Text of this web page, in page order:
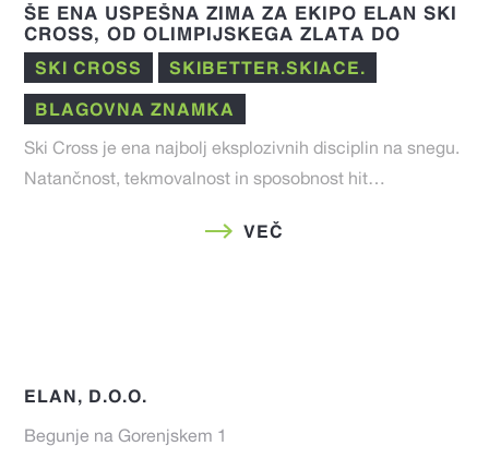
ŠE ENA USPEŠNA ZIMA ZA EKIPO ELAN SKI
CROSS, OD OLIMPIJSKEGA ZLATA DO
IZJEMNIH REZULTATOV V FIS SEZONI 25/26
SKI CROSS SKIBETTER.SKIACE.
BLAGOVNA ZNAMKA
Ski Cross je ena najbolj eksplozivnih disciplin na snegu.
Natančnost, tekmovalnost in sposobnost hit…
VEČ
ELAN, D.O.O.
Begunje na Gorenjskem 1